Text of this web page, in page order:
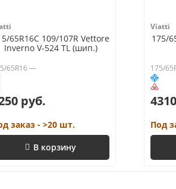
65R16C 109/107R Vettore
Inverno V-524 TL (шип.)
65R16 —
руб.
заказ - >20 шт.
В корзину
Viatti
175/
175/
Под